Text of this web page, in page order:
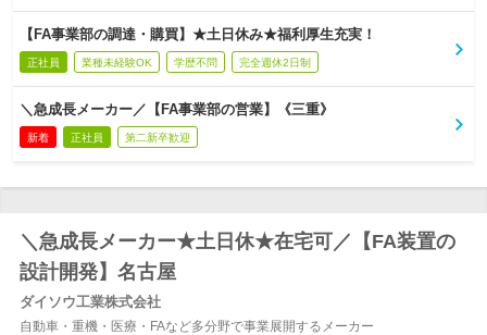
【FA事業部の調達・購買】★土日休み★福利厚生充実！
正社員 業種未経験OK 学歴不問 完全週休2日制
＼急成長メーカー／【FA事業部の営業】《三重》
新着 正社員 第二新卒歓迎
＼急成長メーカー★土日休★在宅可／【FA装置の
設計開発】名古屋
ダイソウ工業株式会社
自動車・重機・医療・FAなど多分野で事業展開するメーカー